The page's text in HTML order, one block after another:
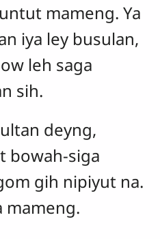
mameng. Ya
iya ley busulan,
leh saga
sih.
deyng,
bowah-siga
gih nipiyut na.
mameng.